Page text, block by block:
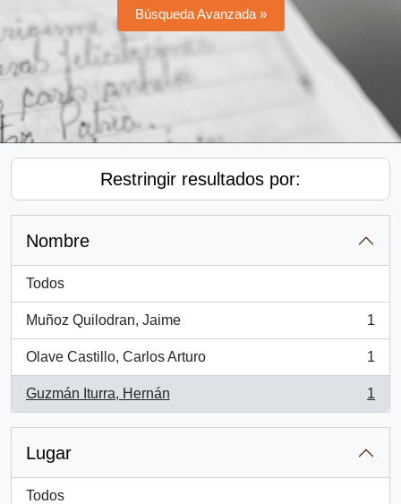
Búsqueda Avanzada »
Restringir resultados por:
Nombre
Todos
Muñoz Quilodran, Jaime
, 1 resultados
1
Olave Castillo, Carlos Arturo
, 1 resultados
1
Guzmán Iturra, Hernán
, 1 resultados
1
Lugar
Todos